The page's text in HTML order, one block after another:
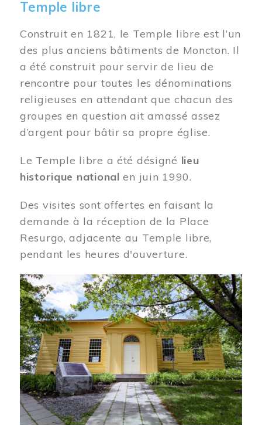
Temple libre
Construit en 1821, le Temple libre est l’un
des plus anciens bâtiments de Moncton. Il
a été construit pour servir de lieu de
rencontre pour toutes les dénominations
religieuses en attendant que chacun des
groupes en question ait amassé assez
d’argent pour bâtir sa propre église.
Le Temple libre a été désigné lieu
historique national en juin 1990.
Des visites sont offertes en faisant la
demande à la réception de la Place
Resurgo, adjacente au Temple libre,
pendant les heures d'ouverture.
Image